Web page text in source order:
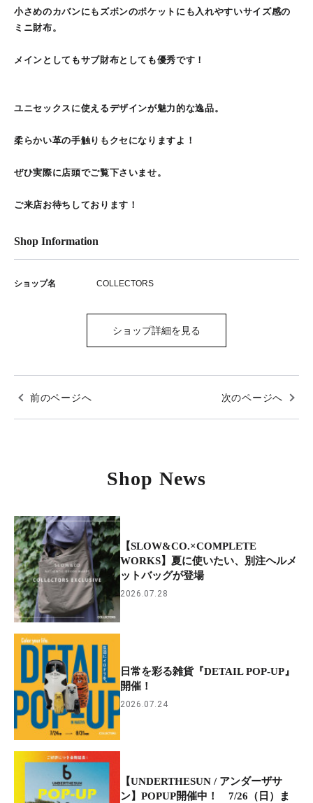
小さめのカバンにもズボンのポケットにも入れやすいサイズ感の
ミニ財布。
メインとしてもサブ財布としても優秀です！
ユニセックスに使えるデザインが魅力的な逸品。
柔らかい革の手触りもクセになりますよ！
ぜひ実際に店頭でご覧下さいませ。
ご来店お待ちしております！
Shop Information
ショップ名 COLLECTORS
ショップ詳細を見る
前のページへ 次のページへ
Shop News
【SLOW&CO.×COMPLETE
WORKS】夏に使いたい、別注ヘルメ
ットバッグが登場
2026.07.28
日常を彩る雑貨『DETAIL POP-UP』
開催！
2026.07.24
【UNDERTHESUN / アンダーザサ
ン】POPUP開催中！ 7/26（日）ま